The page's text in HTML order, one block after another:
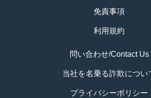
免責事項
利用規約
問い合わせ/Contact Us
当社を名乗る詐欺につい
プライバシーポリシー